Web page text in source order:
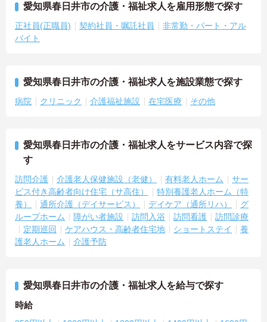
愛知県春日井市の介護・福祉求人を雇用形態で探す
正社員(正職員) 契約社員・嘱託社員
非常勤・パート・アル
バイト
愛知県春日井市の介護・福祉求人を施設業態で探す
病院 クリニック 介護福祉施設 在宅医療 その他
愛知県春日井市の介護・福祉求人をサービス内容で探
す
訪問介護 介護老人保健施設（老健） 有料老人ホーム
サー
ビス付き高齢者向け住宅（サ高住）
特別養護老人ホーム（特
養）
通所介護（デイサービス） デイケア（通所リハ）
グ
ループホーム
障がい者施設 訪問入浴 訪問看護
訪問診療
定期巡回
ケアハウス・高齢者住宅地 ショートステイ
養
護老人ホーム
介護予防
愛知県春日井市の介護・福祉求人を給与で探す
時給